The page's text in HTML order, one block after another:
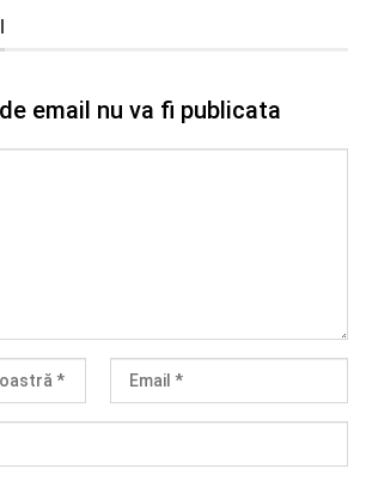
email nu va fi publicata